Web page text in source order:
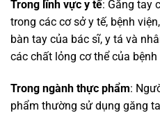
Trong lĩnh vực y tế: Găng tay
trong các cơ sở y tế, bệnh
bàn tay của bác sĩ, y tá và
các chất lỏng cơ thể của bệnh
Trong ngành thực phẩm:
phẩm thường sử dụng găng